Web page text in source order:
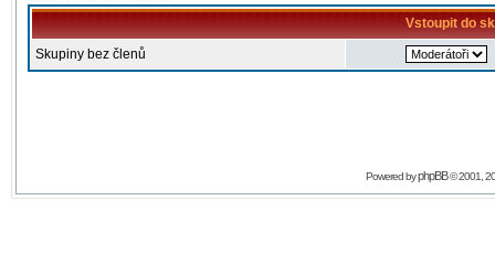
Vstoupit do
Skupiny bez členů
Powered byphpBB© 2001,